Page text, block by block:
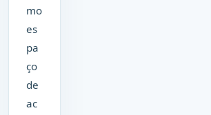
mo
es
pa
ço
de
ac